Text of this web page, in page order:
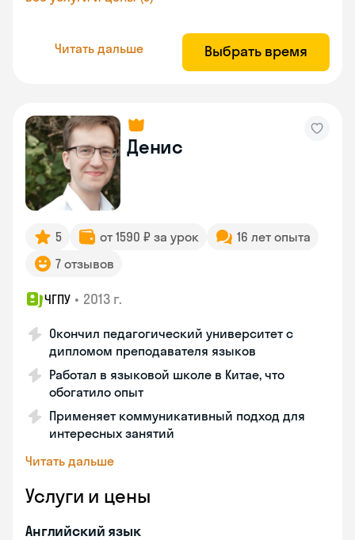
Читать дальше Выбрать время
Денис
5 от 1590 ₽ за урок
16 лет опыта
7 отзывов
ЧГПУ • 2013 г.
Окончил педагогический университет с
дипломом преподавателя языков
Работал в языковой школе в Китае, что
обогатило опыт
Применяет коммуникативный подход для
интересных занятий
Читать дальше
Услуги и цены
Английский язык